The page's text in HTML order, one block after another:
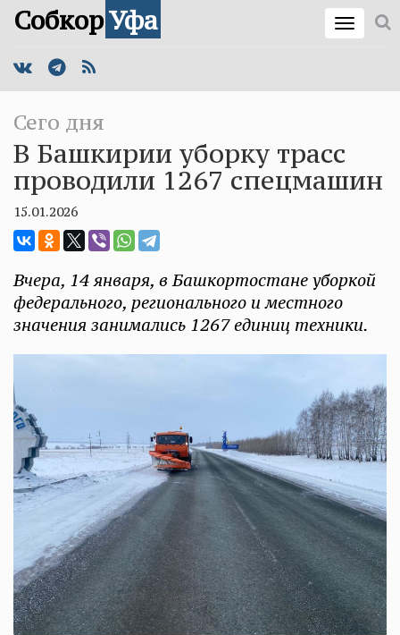
СобкорУфа
Сего дня
В Башкирии уборку трасс
проводили 1267 спецмашин
15.01.2026
Вчера, 14 января, в Башкортостане уборкой
федерального, регионального и местного
значения занимались 1267 единиц техники.